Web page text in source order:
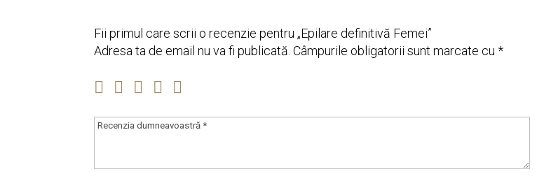
Fii primul care scrii o recenzie pentru „Epilare definitivă Femei”
Adresa ta de email nu va fi publicată. Câmpurile obligatorii sunt marcate cu*